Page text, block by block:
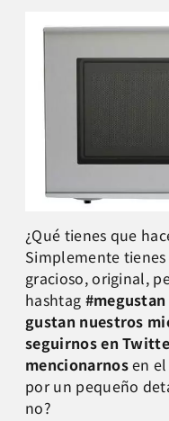
¿Qué tienes que
Simplemente
gracioso, original,
hashtag #megustan
gustan nuestros
seguirnos en
mencionarnosen el
por un pequeño
no?